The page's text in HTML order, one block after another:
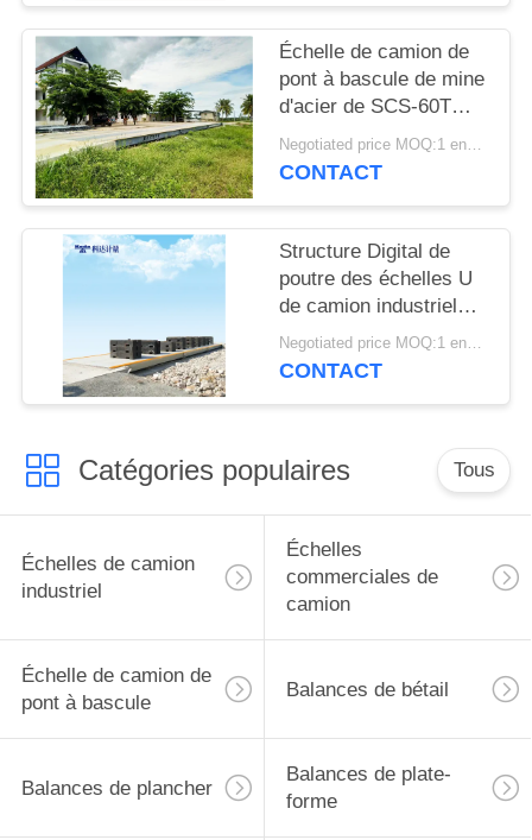
Échelle de camion de
pont à bascule de mine
d'acier de SCS-60T
3*14m, écurie d'échelle
de poids de camion
Negotiated price MOQ:1 ensemble
CONTACT
Structure Digital de
poutre des échelles U
de camion industriel
d'alimentation d'énergie
d'AC/DC pont à
Negotiated price MOQ:1 ensemble
CONTACT
Catégories populaires Tous
Échelles de camion
industriel
Échelles
commerciales de
camion
Échelle de camion de
pont à bascule
Balances de bétail
Balances de plancher
Balances de plate-
forme